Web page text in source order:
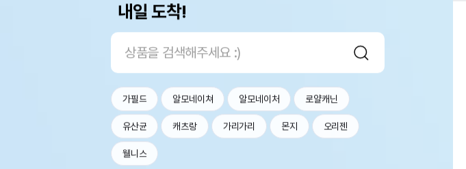
내일 도착!
가필드 알모네이쳐 알모네이처 로얄캐닌
유산균 캐츠랑 가리가리 몬지 오리젠
웰니스